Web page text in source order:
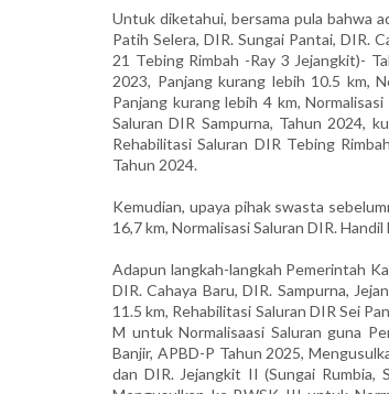
Untuk diketahui, bersama pula bahwa
Patih Selera, DIR. Sungai Pantai, DIR.
21 Tebing Rimbah -Ray 3 Jejangkit)-
2023, Panjang kurang lebih 10.5 km,
Panjang kurang lebih 4 km,
Saluran DIR Sampurna, Tahun 2024,
Rehabilitasi Saluran DIR Tebing
Tahun 2024.
Kemudian, upaya pihak swasta
16,7 km, Normalisasi Saluran DIR.
Adapun langkah-langkah Pemerintah
DIR. Cahaya Baru, DIR. Sampurna,
11.5 km, Rehabilitasi Saluran DIR Sei
M untuk Normalisaasi Saluran guna
Banjir, APBD-P Tahun 2025,
dan DIR. Jejangkit II (Sungai Rumbia,